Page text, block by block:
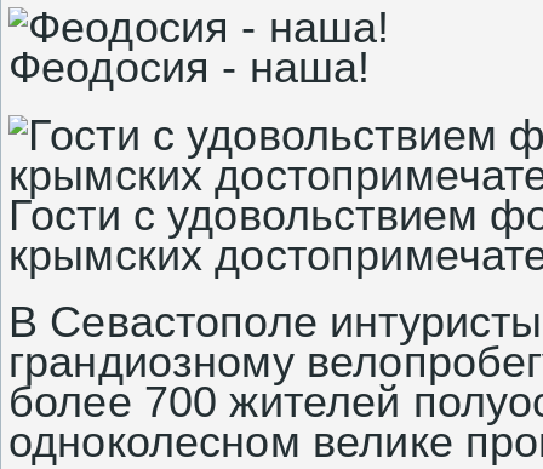
Феодосия - наша!
Гости с удовольствием
крымских
В Севастополе
грандиозному
более 700 жителей
одноколесном велике